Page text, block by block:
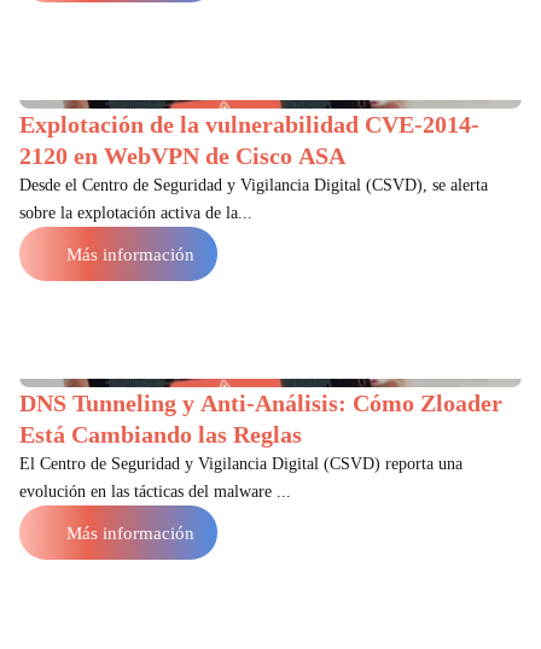
Explotación de la vulnerabilidad CVE-2014-
2120 en WebVPN de Cisco ASA
Desde el Centro de Seguridad y Vigilancia Digital (CSVD), se alerta
sobre la explotación activa de la...
Más información
DNS Tunneling y Anti-Análisis: Cómo Zloader
Está Cambiando las Reglas
El Centro de Seguridad y Vigilancia Digital (CSVD) reporta una
evolución en las tácticas del malware ...
Más información